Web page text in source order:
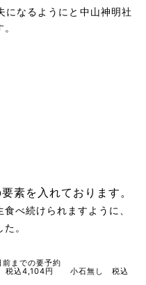
になるようにと中山神明社
素を入れております。
べ続けられますように、
。
前までの要予約
税込4,104円 小石無し 税込